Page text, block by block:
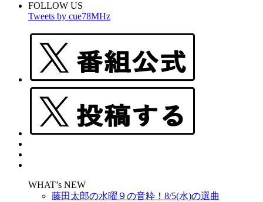
FOLLOW US
Tweets by cue78MHz
WHAT’s NEW
藤田太郎の水曜９の音粋！8/5(水)の選曲